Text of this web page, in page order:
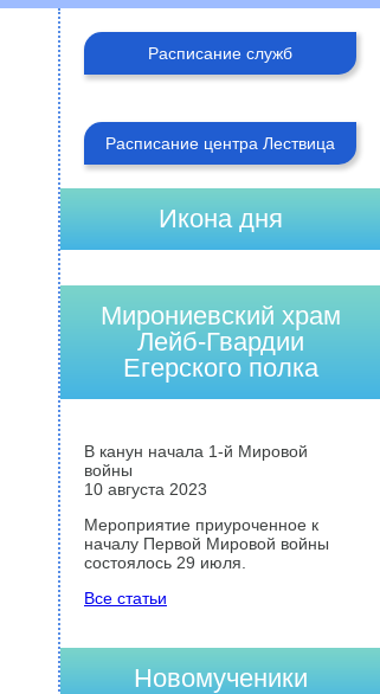
Расписание служб
Расписание центра Лествица
Икона дня
Мирониевский храм
Лейб-Гвардии
Егерского полка
В канун начала 1-й Мировой
войны
10 августа 2023
Мероприятие приуроченное к
началу Первой Мировой войны
состоялось 29 июля.
Все статьи
Новомученики